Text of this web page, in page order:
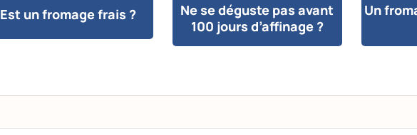
Est un fromage frais ?
Ne se déguste pas avant
100 jours d’affinage ?
Un